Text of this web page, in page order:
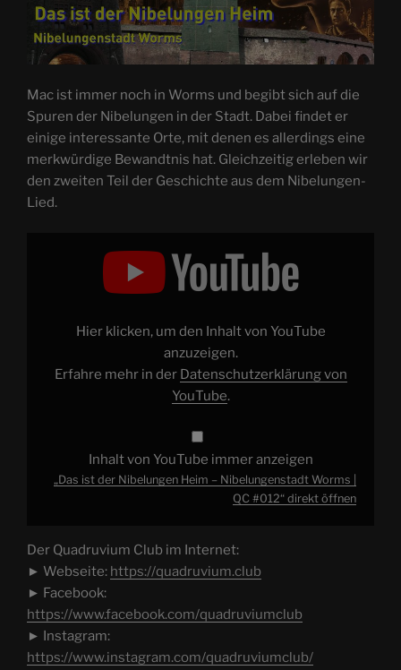
Mac ist immer noch in Worms und begibt sich auf die
Spuren der Nibelungen in der Stadt. Dabei findet er
einige interessante Orte, mit denen es allerdings eine
merkwürdige Bewandtnis hat. Gleichzeitig erleben wir
den zweiten Teil der Geschichte aus dem Nibelungen-
Lied.
Hier klicken, um den Inhalt von YouTube
anzuzeigen.
Erfahre mehr in der Datenschutzerklärung von
YouTube.
Inhalt von YouTube immer anzeigen
„Das ist der Nibelungen Heim – Nibelungenstadt Worms |
QC #012“ direkt öffnen
Der Quadruvium Club im Internet:
► Webseite: https://quadruvium.club
► Facebook:
https://www.facebook.com/quadruviumclub
► Instagram:
https://www.instagram.com/quadruviumclub/